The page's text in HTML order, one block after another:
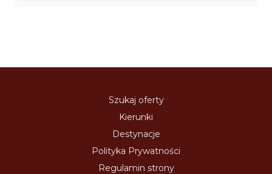
Szukaj oferty
Kierunki
Destynacje
Polityka Prywatności
Regulamin strony